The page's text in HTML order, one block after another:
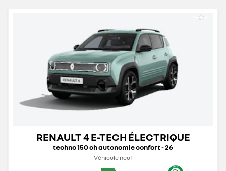
RENAULT 4 E-TECH ÉLECTRIQUE
techno 150 ch autonomie confort - 26
Véhicule neuf